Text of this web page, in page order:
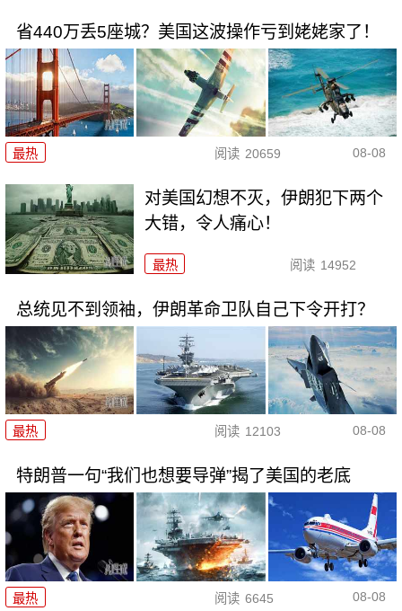
省440万丢5座城？美国这波操作亏到姥姥家了！
最热 阅读 20659 08-08
对美国幻想不灭，伊朗犯下两个
大错，令人痛心！
最热 阅读 14952
总统见不到领袖，伊朗革命卫队自己下令开打？
最热 阅读 12103 08-08
特朗普一句“我们也想要导弹”揭了美国的老底
最热 阅读 6645 08-08